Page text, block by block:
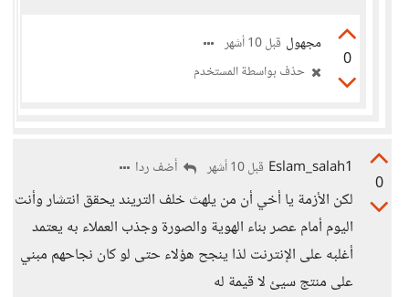
0
مجهول قبل 10 أشهر
حذف بواسطة المستخدم
0
Eslam_salah1 قبل 10 أشهر أضف ردا
لكن الأزمة يا أخي أن من يلهث خلف التريند يحقق انتشار وأنت
اليوم أمام عصر بناء الهوية والصورة وجذب العملاء به يعتمد
أغلبه على الإنترنت لذا ينجح هؤلاء حتى لو كان نجاحهم مبني
على منتج سيئ لا قيمة له